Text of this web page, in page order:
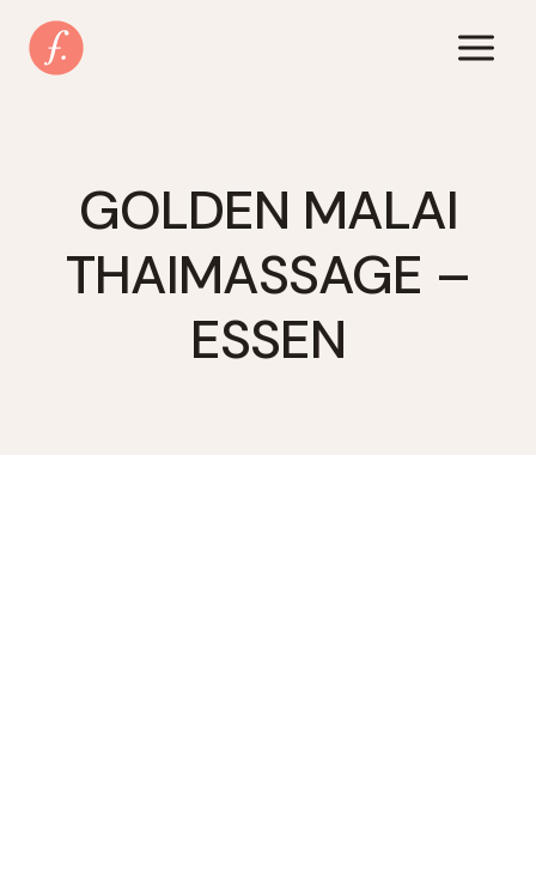
Inhalt
springen
GOLDEN MALAI
THAIMASSAGE –
ESSEN